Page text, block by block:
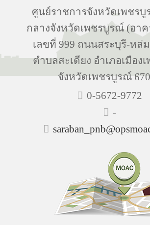
ศูนย์ราชการจังหวัดเพชร
กลางจังหวัดเพชรบูรณ์ (อา
เลขที่ 999 ถนนสระบุรี-หล่
ตำบลสะเดียง อำเภอเมือง
จังหวัดเพชรบูรณ์
0-5672-9772
-